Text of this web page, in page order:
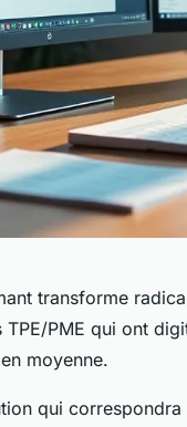
transforme
PME qui ont
moyenne.
qui